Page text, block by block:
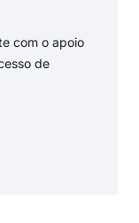
com o apoio
de